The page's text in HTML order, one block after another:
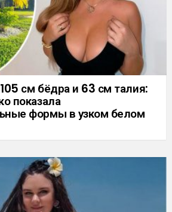
см бёдра и 63 см талия:
показала
формы в узком белом